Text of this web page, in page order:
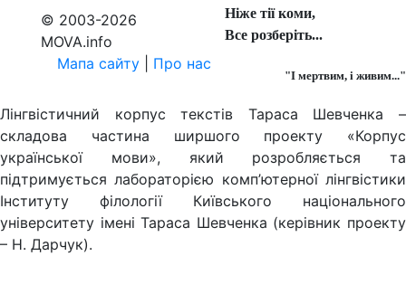
Ніже тії коми,
Все розберіть...
"І мертвим, і живим..."
Лінгвістичний корпус текстів Тараса Шевченка –
складова частина ширшого проекту «Корпус
української мови», який розробляється та
підтримується лабораторією комп’ютерної лінгвістики
Інституту філології Київського національного
університету імені Тараса Шевченка (керівник проекту
– Н. Дарчук).
© 2003-2026
MOVA.info
Мапа сайту
Про нас